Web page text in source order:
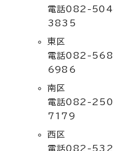
電話082-
3835
東区
電話082-
6986
南区
電話082-
7179
西区
電話082-